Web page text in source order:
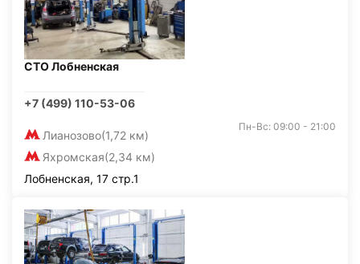
СТО Лобненская
+7 (499) 110-53-06
Лианозово(1,72 км)
Яхромская(2,34 км)
Пн-Вс: 09:00 - 21:00
Лобненская, 17 стр.1